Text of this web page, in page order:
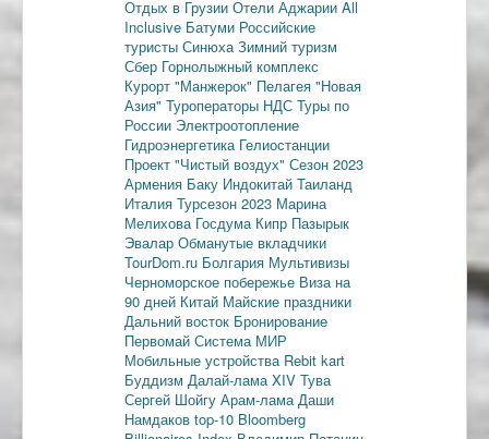
Отдых в Грузии Отели Аджарии All
Inclusive Батуми Российские
туристы Синюха Зимний туризм
Сбер Горнолыжный комплекс
Курорт "Манжерок" Пелагея "Новая
Азия" Туроператоры НДС Туры по
России Электроотопление
Гидроэнергетика Гелиостанции
Проект "Чистый воздух" Сезон 2023
Армения Баку Индокитай Таиланд
Италия Турсезон 2023 Марина
Мелихова Госдума Кипр Пазырык
Эвалар Обманутые вкладчики
TourDom.ru Болгария Мультивизы
Черноморское побережье Виза на
90 дней Китай Майские праздники
Дальний восток Бронирование
Первомай Система МИР
Мобильные устройства Rebit kart
Буддизм Далай-лама XIV Тува
Сергей Шойгу Арам-лама Даши
Намдаков top-10 Bloomberg